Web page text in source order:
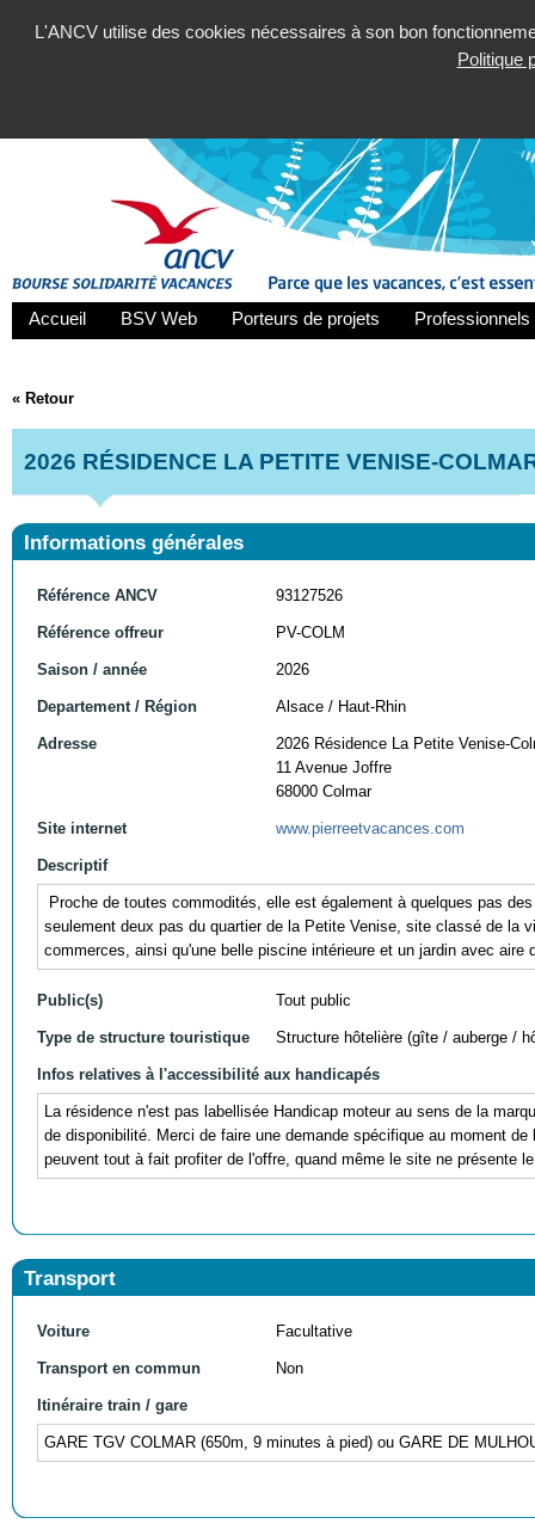
L'ANCV utilise des cookies nécessaires à son bon
Politique
Accueil BSV Web Porteurs de projets
« Retour
2026 RÉSIDENCE LA PETITE VENISE-
Informations générales
Référence ANCV 93127526
Référence offreur PV-COLM
Saison / année 2026
Departement / Région Alsace / Haut-Rhin
Adresse
2026 Résidence La Petite Venise-
11 Avenue Joffre
68000 Colmar
Site internet www.pierreetvacances.com
Descriptif
Proche de toutes commodités, elle est également à quelques pas
seulement deux pas du quartier de la Petite Venise, site classé de la
commerces, ainsi qu'une belle piscine intérieure et un jardin avec aire
Public(s) Tout public
Type de structure touristique Structure hôtelière (gîte / auberge /
Infos relatives à l'accessibilité aux handicapés
La résidence n'est pas labellisée Handicap moteur au sens de la
de disponibilité. Merci de faire une demande spécifique au moment
peuvent tout à fait profiter de l'offre, quand même le site ne présente
Transport
Voiture Facultative
Transport en commun Non
Itinéraire train / gare
GARE TGV COLMAR (650m, 9 minutes à pied) ou GARE DE